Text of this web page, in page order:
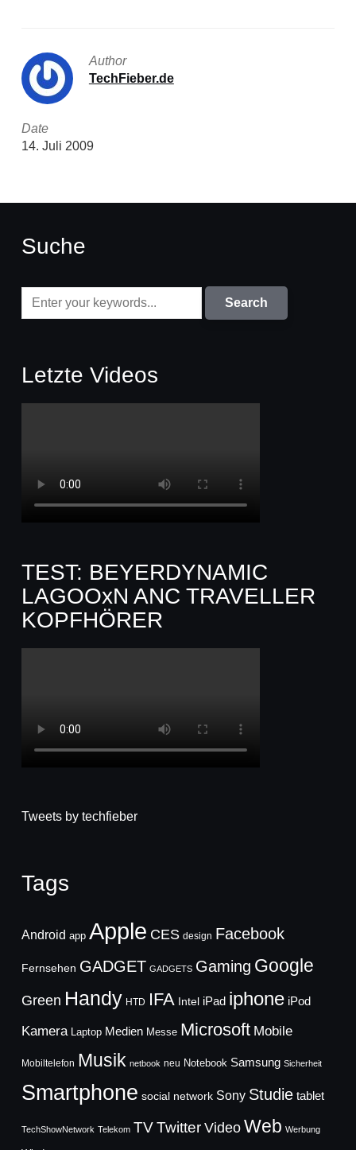
Author
TechFieber.de
Date
14. Juli 2009
Suche
Letzte Videos
TEST: BEYERDYNAMIC
LAGOOxN ANC TRAVELLER
KOPFHÖRER
Tweets by techfieber
Tags
Android app Apple CES design Facebook
Fernsehen GADGET GADGETS Gaming Google
Green Handy HTD IFA Intel iPad iphone iPod
Kamera Laptop Medien Messe Microsoft Mobile
Mobiltelefon Musik netbook neu Notebook Samsung Sicherheit
Smartphone social network Sony Studie tablet
TechShowNetwork Telekom TVTwitter Video Web Werbung